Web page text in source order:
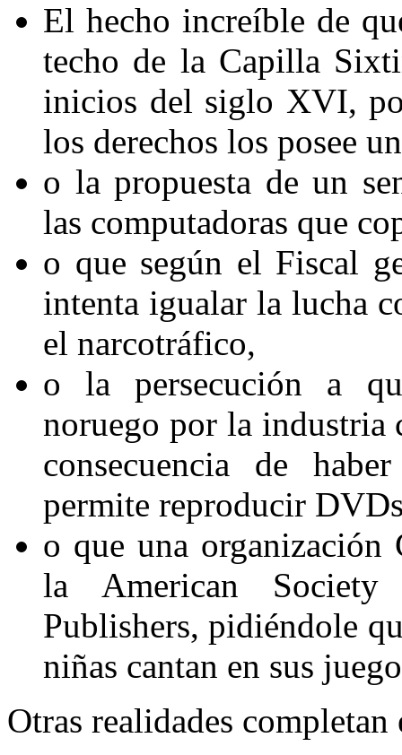
El hecho increíble de
techo de la Capilla
inicios del siglo XVI,
los derechos los posee
o la propuesta de un
las computadoras que
o que según el Fiscal
intenta igualar la lucha
el narcotráfico,
o la persecución a
noruego por la industria
consecuencia de
permite reproducir
o que una
la American
Publishers, pidiéndole
niñas cantan en sus
Otras realidades completan